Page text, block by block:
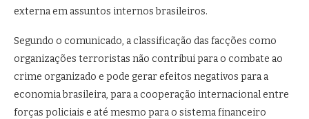
externa em assuntos internos brasileiros.
Segundo o comunicado, a classificação das facções como
organizações terroristas não contribui para o combate ao
crime organizado e pode gerar efeitos negativos para a
economia brasileira, para a cooperação internacional entre
forças policiais e até mesmo para o sistema financeiro